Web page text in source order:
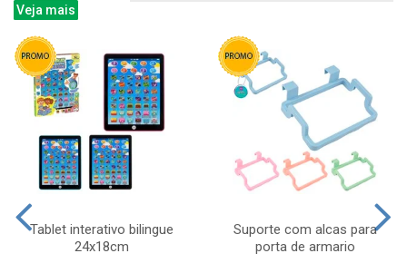
Veja mais
Tablet interativo bilingue
24x18cm
Suporte com alcas para
porta de armario